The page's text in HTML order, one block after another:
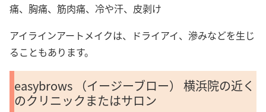
痛、胸痛、筋肉痛、冷や汗、皮剥け
アイラインアートメイクは、ドライアイ、滲みなどを生じ
ることもあります。
easybrows （イージーブロー） 横浜院の近く
のクリニックまたはサロン